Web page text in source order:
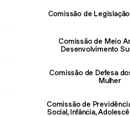
Comissão de
Comissão de Meio
Desenvolvimento
Comissão de Defesa
Mulher
Comissão de
Social, Infância,